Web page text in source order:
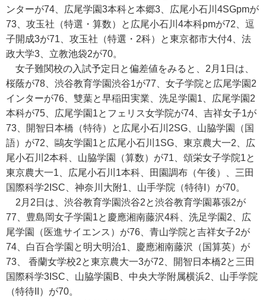
ンターが74、広尾学園3本科と本郷3、広尾小石川4SGpmが
73、攻玉社（特選・算数）と広尾小石川4本科pmが72、逗
子開成3が71、攻玉社（特選・2科）と東京都市大付4、法
政大学3、立教池袋2が70。
女子難関校の入試予定日と偏差値をみると、2月1日は、
桜蔭が78、渋谷教育学園渋谷1が77、女子学院と広尾学園2
インターが76、雙葉と早稲田実業、洗足学園1、広尾学園2
本科が75、広尾学園1とフェリス女学院が74、吉祥女子1が
73、開智日本橋（特待）と広尾小石川2SG、山脇学園（国
語）が72、鷗友学園1と広尾小石川1SG、東京農大一2、広
尾小石川2本科、山脇学園（算数）が71、頌栄女子学院1と
東京農大一1、広尾小石川1本科、田園調布（午後）、三田
国際科学2ISC、神奈川大附1、山手学院（特待I）が70。
2月2日は、渋谷教育学園渋谷2と渋谷教育学園幕張2が
77、豊島岡女子学園1と慶應湘南藤沢4科、洗足学園2、広
尾学園（医進サイエンス）が76、青山学院と吉祥女子2が
74、白百合学園と明大明治1、慶應湘南藤沢（国算英）が
73、 香蘭女学校2と東京農大一3が72、開智日本橋2と三田
国際科学3ISC、山脇学園B、中央大学附属横浜2、山手学院
（特待II）が70。